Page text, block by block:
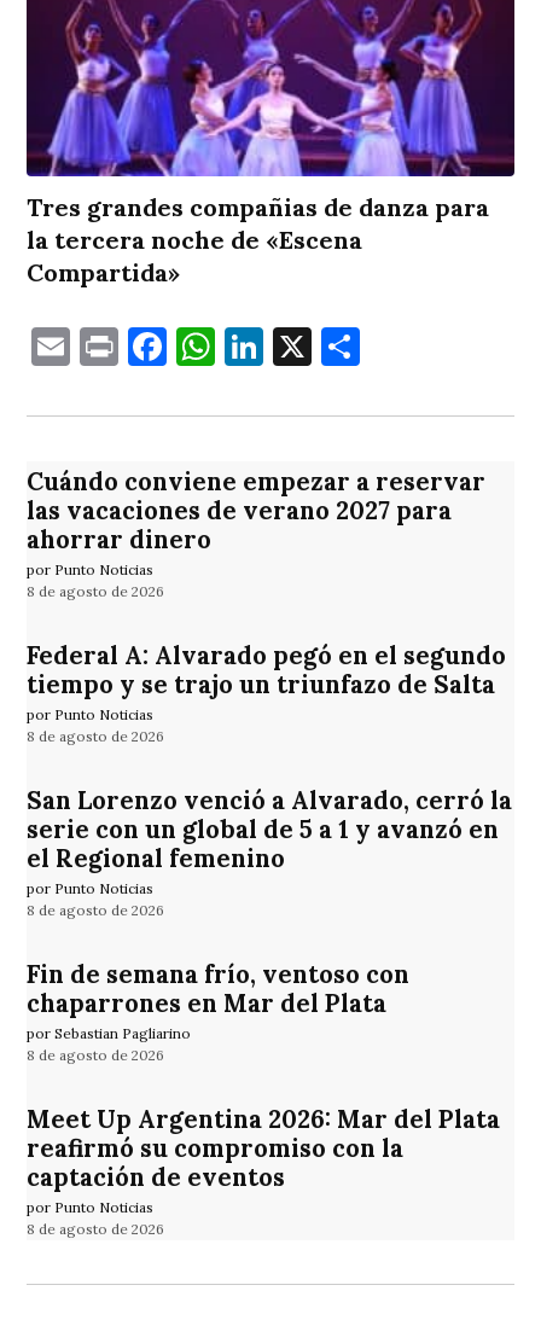
Tres grandes compañias de danza para
la tercera noche de «Escena
Compartida»
EmailPrintFacebook
WhatsApp
LinkedIn
X
Cuándo conviene empezar a reservar
las vacaciones de verano 2027 para
ahorrar dinero
por Punto Noticias
8 de agosto de 2026
Federal A: Alvarado pegó en el segundo
tiempo y se trajo un triunfazo de Salta
por Punto Noticias
8 de agosto de 2026
San Lorenzo venció a Alvarado, cerró la
serie con un global de 5 a 1 y avanzó en
el Regional femenino
por Punto Noticias
8 de agosto de 2026
Fin de semana frío, ventoso con
chaparrones en Mar del Plata
por Sebastian Pagliarino
8 de agosto de 2026
Meet Up Argentina 2026: Mar del Plata
reafirmó su compromiso con la
captación de eventos
por Punto Noticias
8 de agosto de 2026